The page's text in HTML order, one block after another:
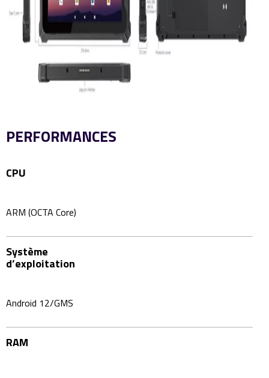
PERFORMANCES
CPU
ARM (OCTA Core)
Système
d’exploitation
Android 12/GMS
RAM